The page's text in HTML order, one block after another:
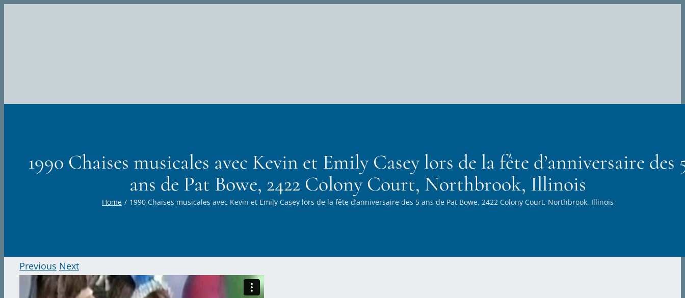
1990 Chaises musicales avec Kevin et Emily Casey lors de la fête d’anniversaire des
ans de Pat Bowe, 2422 Colony Court, Northbrook, Illinois
Home 1990 Chaises musicales avec Kevin et Emily Casey lors de la fête d’anniversaire des 5 ans de Pat Bowe, 2422 Colony Court, Northbrook, Illinois
Previous Next